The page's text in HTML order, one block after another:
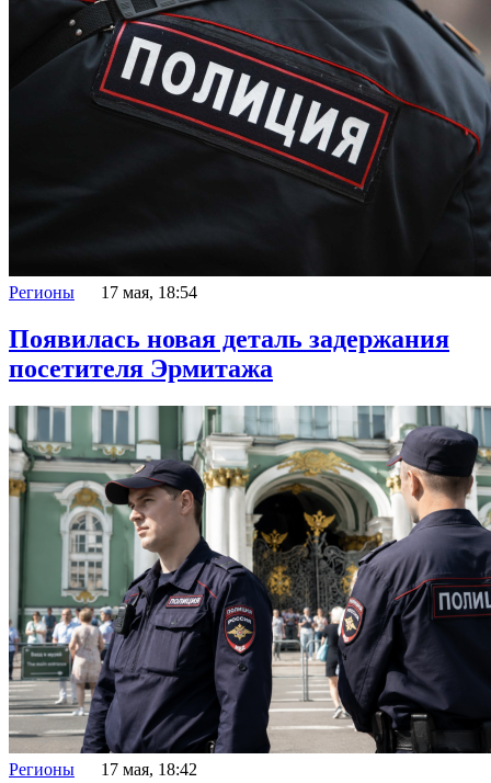
Регионы 17 мая, 18:54
Появилась новая деталь задержания
посетителя Эрмитажа
Регионы 17 мая, 18:42